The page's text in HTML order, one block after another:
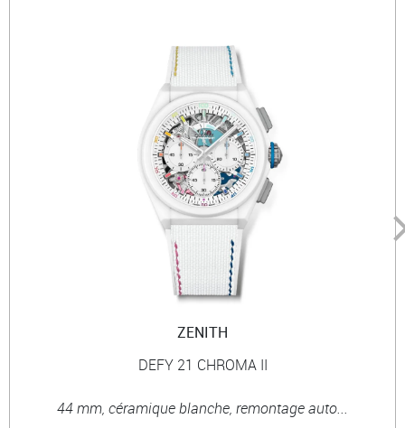
ZENITH
DEFY 21 CHROMA II
44 mm, céramique blanche, remontage auto...